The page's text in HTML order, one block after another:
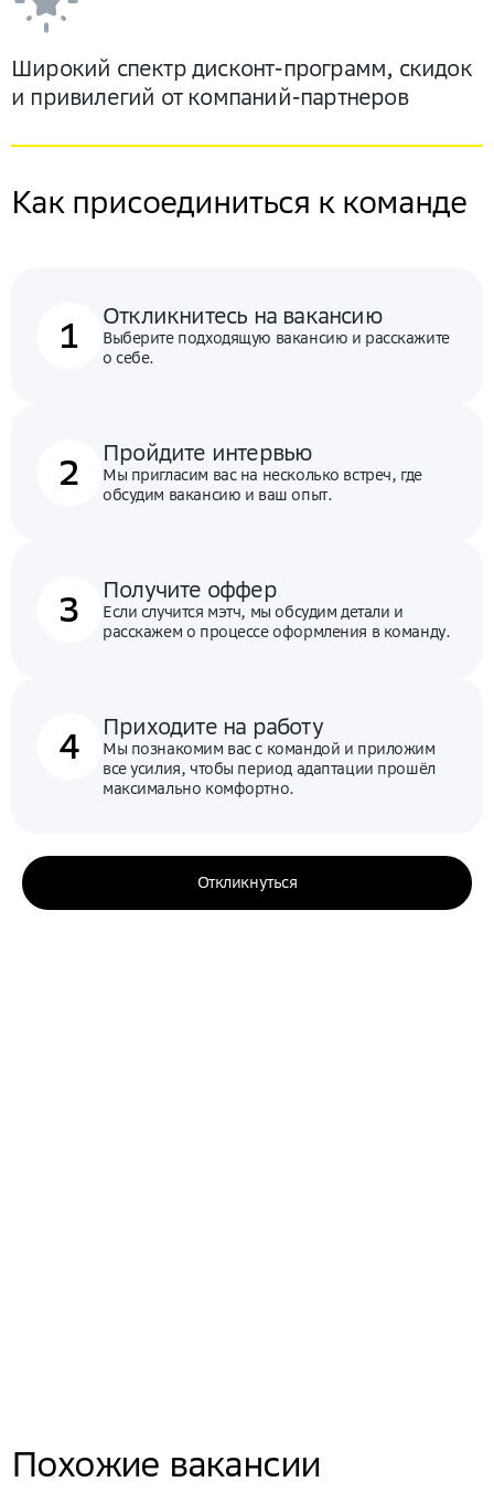
Широкий спектр дисконт-программ, скидок
и привилегий от компаний-партнеров
Как присоединиться к команде
1 Откликнитесь на вакансию
Выберите подходящую вакансию и расскажите
о себе.
2 Пройдите интервью
Мы пригласим вас на несколько встреч, где
обсудим вакансию и ваш опыт.
3 Получите оффер
Если случится мэтч, мы обсудим детали и
расскажем о процессе оформления в команду.
4 Приходите на работу
Мы познакомим вас с командой и приложим
все усилия, чтобы период адаптации прошёл
максимально комфортно.
Откликнуться
Похожие вакансии